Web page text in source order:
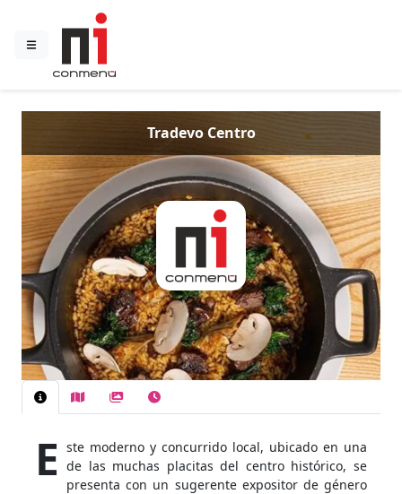
Tradevo Centro
E ste moderno y concurrido local, ubicado en una
de las muchas placitas del centro histórico, se
presenta con un sugerente expositor de género